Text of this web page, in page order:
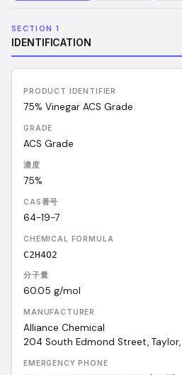
SECTION 1
IDENTIFICATION
PRODUCT IDENTIFIER
75% Vinegar ACS Grade
GRADE
ACS Grade
濃度
75%
CAS番号
64-19-7
CHEMICAL FORMULA
C2H4O2
分子量
60.05 g/mol
MANUFACTURER
Alliance Chemical
204 South Edmond Street, Taylor,
EMERGENCY PHONE